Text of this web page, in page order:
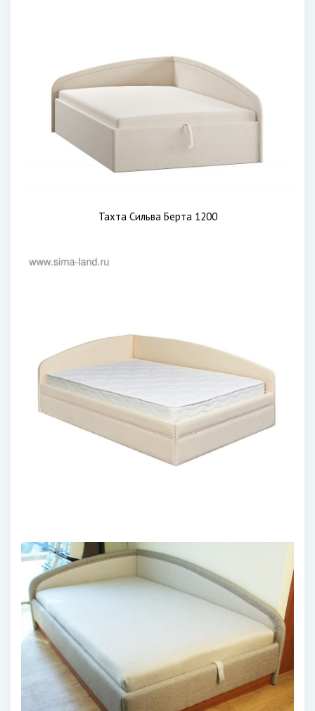
Тахта Сильва Берта 1200